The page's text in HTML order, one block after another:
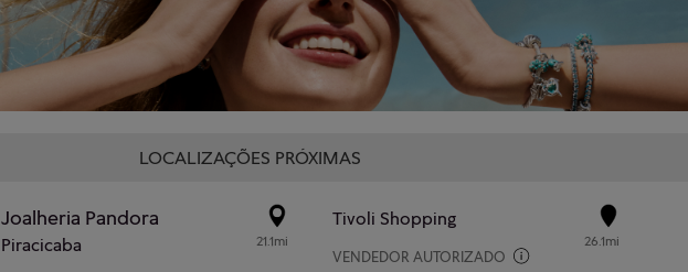
LOCALIZAÇÕES PRÓXIMAS
Joalheria Pandora
Piracicaba 21.1mi
Tivoli Shopping
VENDEDOR AUTORIZADO
26.1mi